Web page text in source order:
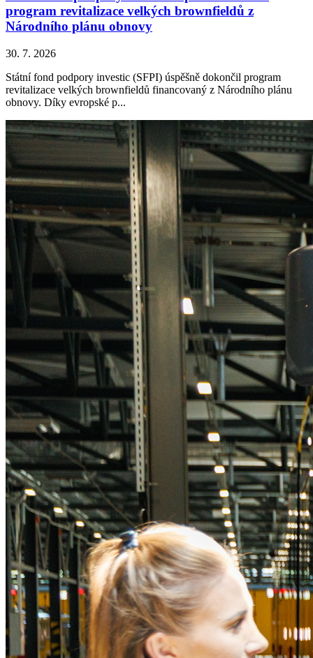
program revitalizace velkých brownfieldů z
Národního plánu obnovy
30. 7. 2026
Státní fond podpory investic (SFPI) úspěšně dokončil program
revitalizace velkých brownfieldů financovaný z Národního plánu
obnovy. Díky evropské p...